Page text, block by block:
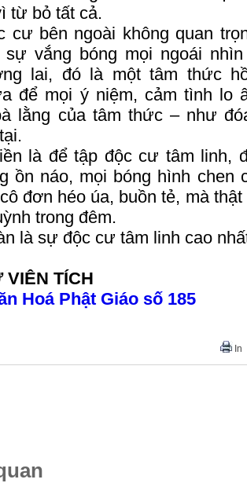
từ bỏ tất cả.
cư bên ngoài không quan
sự vắng bóng mọi ngoái
lai, đó là một tâm thức
để mọi ý niệm, cảm tình lo
lằng của tâm thức – như
là để tập độc cư tâm linh,
ồn náo, mọi bóng hình chen
đơn héo úa, buồn tẻ, mà
trong đêm.
là sự độc cư tâm linh cao
VIÊN TÍCH
Hoá Phật Giáo số 185
In